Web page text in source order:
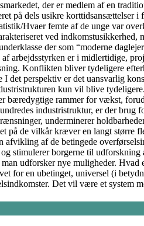
der er medlem af en
på dels usikre
Hvaer femte af de unge var
ved
der som “moderne
arbejdsstyrken er i midlertidige,
Konflikten bliver tydeligere
det perspektiv er det uansvarlig
kun vil blive
rammer for vækst,
industristruktur, er der
underminerer
på de vilkår kræver en langt større
af de betingede
stimulerer borgerne til
udforsker nye muligheder.
for en ubetinget, universel (i
Det vil være et system